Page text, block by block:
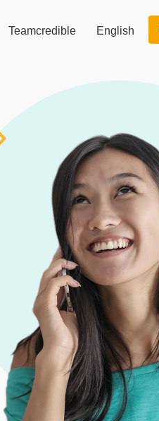
Teamcredible English